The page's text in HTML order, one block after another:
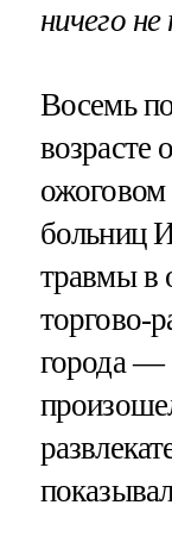
ничего не
Восемь
возрасте
ожоговом
больниц
травмы в
торгово-
города —